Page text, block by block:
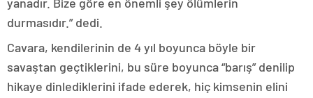
durmasıdır.” dedi.
Cavara, kendilerinin de 4 yıl boyunca böyle bir
savaştan geçtiklerini, bu süre boyunca “barış” denilip
hikaye dinlediklerini ifade ederek, hiç kimsenin elini